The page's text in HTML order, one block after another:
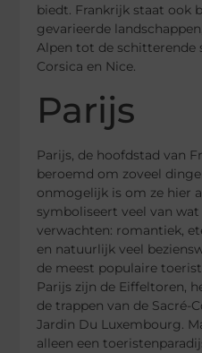
biedt. Frankrijk staat ook
gevarieerde
Alpen tot de schitterende
Corsica en Nice.
Parijs
Parijs, de hoofdstad van
beroemd om zoveel
onmogelijk is om ze hier
symboliseert veel van
verwachten: romantiek,
en natuurlijk veel
de meest populaire
Parijs zijn de Eiffeltoren,
de trappen van de Sacré-
Jardin Du Luxembourg.
alleen een